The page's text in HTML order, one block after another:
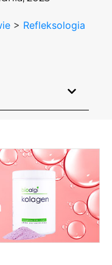
> Refleksologia